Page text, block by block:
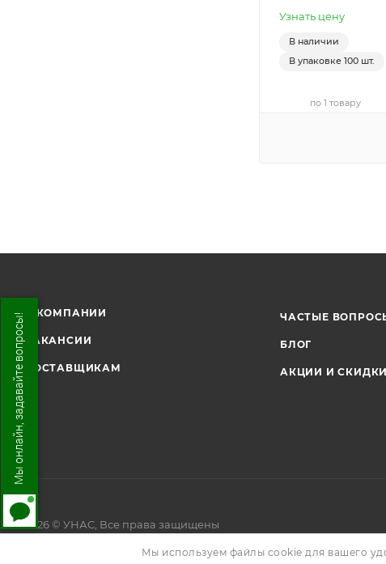
Узнать цену
В наличии
В упаковке 100 шт.
по 1 товару
О КОМПАНИИ
ВАКАНСИИ
ПОСТАВЩИКАМ
ЧАСТЫЕ
БЛОГ
АКЦИИ И СКИДКИ
2026 © УНАС, Все права защищены
Мы используем файлы cookie для вашего
Мы онлайн, задавайте вопросы!